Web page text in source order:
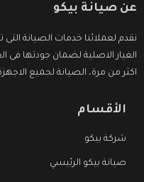
عن صيانة بيكو
نقدم لعملائنا خدمات الصيانة
الغيار الاصلية لضمان جودتها
اكثر من مرة، الصيانة لجميع
الأقسام
شركة بيكو
صيانة بيكو الرئيسي